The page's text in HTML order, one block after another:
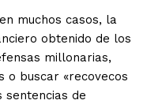
muchos casos, la
obtenido de los
millonarias,
o buscar «recovecos
sentencias de